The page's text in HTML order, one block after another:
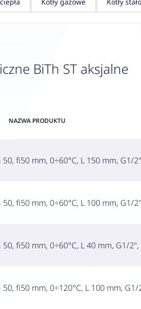
BiTh ST aksjalne
NAZWA PRODUKTU
fi50 mm, 0÷60°C, L 150 mm, G1/
fi50 mm, 0÷60°C, L 100 mm, G1/
fi50 mm, 0÷60°C, L 40 mm, G1/2",
fi50 mm, 0÷120°C, L 100 mm, G1/